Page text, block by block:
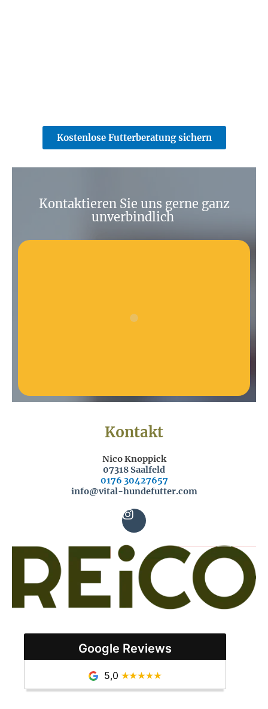
Kostenlose Futterberatung sichern
Kontaktieren Sie uns gerne ganz
unverbindlich
Kontakt
Nico Knoppick
07318 Saalfeld
0176 30427657
info@vital-hundefutter.com
t
a
g
Google Reviews
5,0